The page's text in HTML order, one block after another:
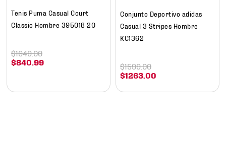
Tenis Puma Casual Court
Classic Hombre 395018 20
$840.99
$1649.00
Conjunto Deportivo adidas
Casual 3 Stripes Hombre
KC1362
$1263.00
$1599.00